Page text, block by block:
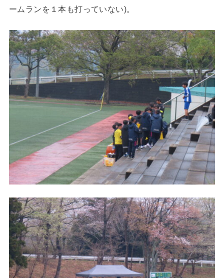
ームランを１本も打っていない)。